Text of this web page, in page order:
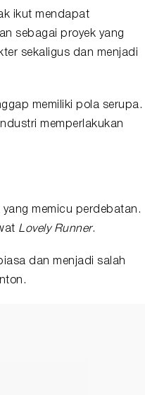
ikut mendapat
sebagai proyek yang
sekaligus dan menjadi
memiliki pola serupa.
memperlakukan
memicu perdebatan.
Lovely Runner.
dan menjadi salah